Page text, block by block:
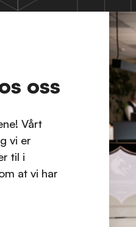
oss
Vårt
vi er
til i
at vi har